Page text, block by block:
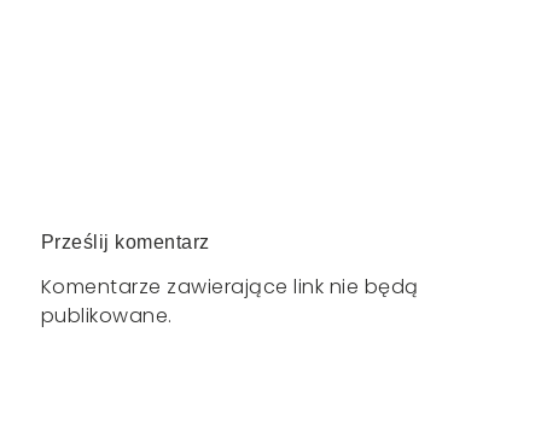
Prześlij komentarz
Komentarze zawierające link nie będą
publikowane.